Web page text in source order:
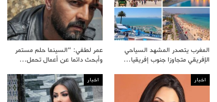
المغرب يتصدر المشهد السياحي
الإفريقي متجاوزا جنوب إفريقيا…
عمر لطفي: “السينما حلم مستمر
وأبحث دائما عن أعمال تحمل…
اخبار اخبار